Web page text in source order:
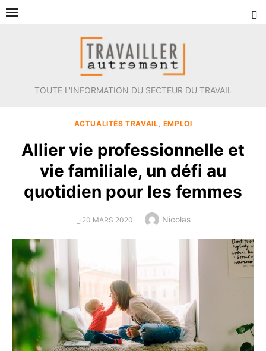
Aller
TOUTE L'INFORMATION DU SECTEUR DU TRAVAIL
ACTUALITÉS TRAVAIL EMPLOI
Allier vie professionnelle et
vie familiale, un défi au
quotidien pour les femmes
POSTED
20 MARS 2020 Author
Nicolas